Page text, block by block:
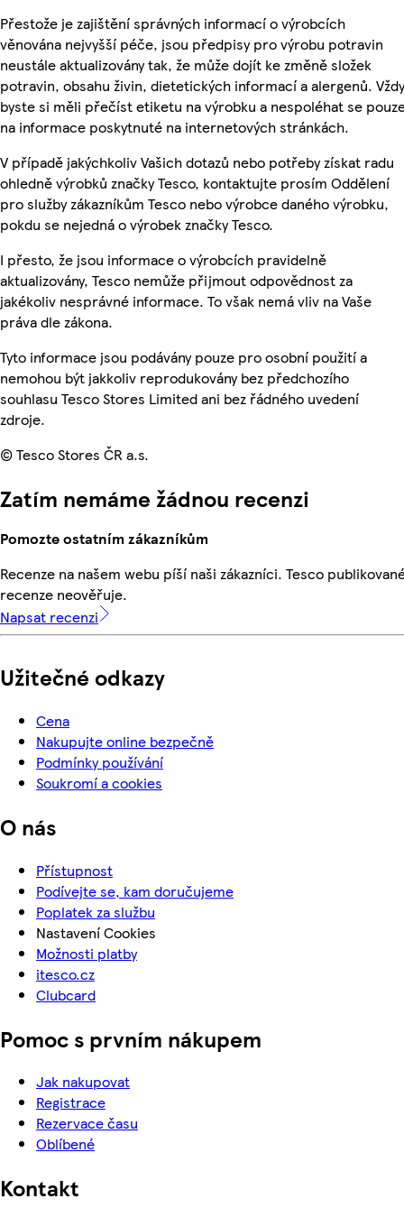
Přestože je zajištění správných informací o výrobcích
věnována nejvyšší péče, jsou předpisy pro výrobu potravin
neustále aktualizovány tak, že může dojít ke změně složek
potravin, obsahu živin, dietetických informací a alergenů. Vždy
byste si měli přečíst etiketu na výrobku a nespoléhat se
na informace poskytnuté na internetových stránkách.
V případě jakýchkoliv Vašich dotazů nebo potřeby získat radu
ohledně výrobků značky Tesco, kontaktujte prosím Oddělení
pro služby zákazníkům Tesco nebo výrobce daného výrobku,
pokdu se nejedná o výrobek značky Tesco.
I přesto, že jsou informace o výrobcích pravidelně
aktualizovány, Tesco nemůže přijmout odpovědnost za
jakékoliv nesprávné informace. To však nemá vliv na Vaše
práva dle zákona.
Tyto informace jsou podávány pouze pro osobní použití a
nemohou být jakkoliv reprodukovány bez předchozího
souhlasu Tesco Stores Limited ani bez řádného uvedení
zdroje.
© Tesco Stores ČR a.s.
Zatím nemáme žádnou recenzi
Pomozte ostatním zákazníkům
Recenze na našem webu píší naši zákazníci. Tesco
recenze neověřuje.
Napsat recenzi
Užitečné odkazy
Cena
Nakupujte online bezpečně
Podmínky používání
Soukromí a cookies
O nás
Přístupnost
Podívejte se, kam doručujeme
Poplatek za službu
Nastavení Cookies
Možnosti platby
itesco.cz
Clubcard
Pomoc s prvním nákupem
Jak nakupovat
Registrace
Rezervace času
Oblíbené
Kontakt